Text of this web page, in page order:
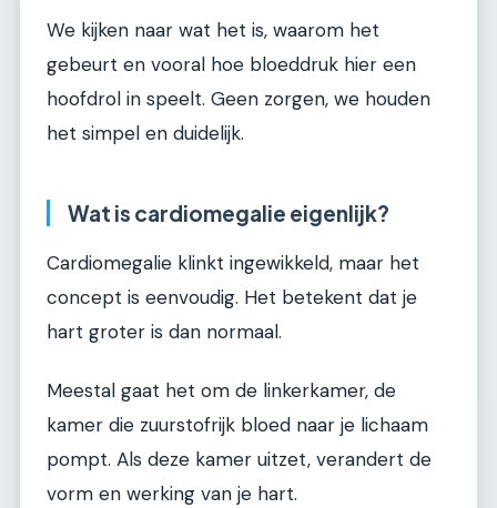
We kijken naar wat het is, waarom het
gebeurt en vooral hoe bloeddruk hier een
hoofdrol in speelt. Geen zorgen, we houden
het simpel en duidelijk.
Wat is cardiomegalie eigenlijk?
Cardiomegalie klinkt ingewikkeld, maar het
concept is eenvoudig. Het betekent dat je
hart groter is dan normaal.
Meestal gaat het om de linkerkamer, de
kamer die zuurstofrijk bloed naar je lichaam
pompt. Als deze kamer uitzet, verandert de
vorm en werking van je hart.